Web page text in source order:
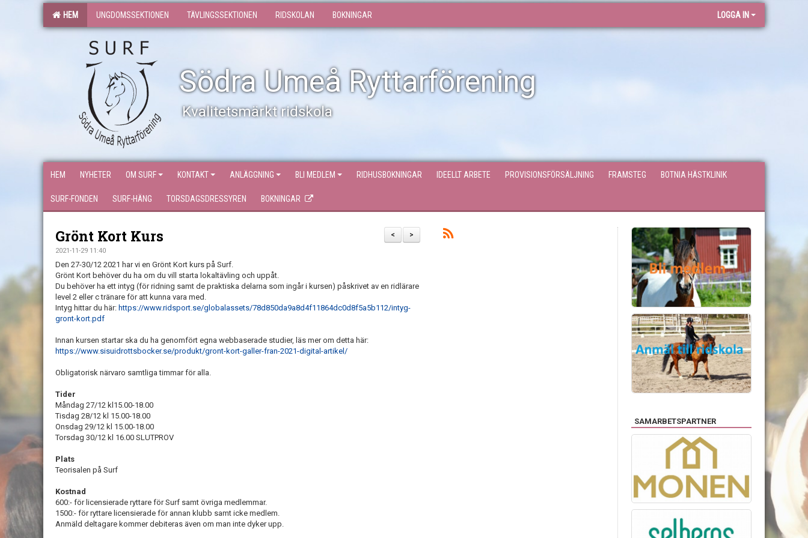
HEM UNGDOMSSEKTIONEN TÄVLINGSSEKTIONEN RIDSKOLAN BOKNINGAR LOGGA IN
Södra Umeå Ryttarförening
Kvalitetsmärkt ridskola
HEM NYHETER OM SURF KONTAKT ANLÄGGNING BLI MEDLEM RIDHUSBOKNINGAR IDEELLT ARBETE PROVISIONSFÖRSÄLJNING FRAMSTEG BOTNIA HÄSTKLINIK
SURF-FONDEN SURF-HÄNG TORSDAGSDRESSYREN BOKNINGAR
>
<
Grönt Kort Kurs
2021-11-29 11:40
Den 27-30/12 2021 har vi en Grönt Kort kurs på Surf.
Grönt Kort behöver du ha om du vill starta lokaltävling och uppåt.
Du behöver ha ett intyg (för ridning samt de praktiska delarna som ingår i kursen) påskrivet av en ridlärare
level 2 eller c tränare för att kunna vara med.
Intyg hittar du här: https://www.ridsport.se/globalassets/78d850da9a8d4f11864dc0d8f5a5b112/intyg-
gront-kort.pdf
Innan kursen startar ska du ha genomfört egna webbaserade studier, läs mer om detta här:
https://www.sisuidrottsbocker.se/produkt/gront-kort-galler-fran-2021-digital-artikel/
Obligatorisk närvaro samtliga timmar för alla.
Tider
Måndag 27/12 kl15.00-18.00
Tisdag 28/12 kl 15.00-18.00
Onsdag 29/12 kl 15.00-18.00
Torsdag 30/12 kl 16.00 SLUTPROV
Plats
Teorisalen på Surf
Kostnad
600:- för licensierade ryttare för Surf samt övriga medlemmar.
1500:- för ryttare licensierade för annan klubb samt icke medlem.
Anmäld deltagare kommer debiteras även om man inte dyker upp.
SAMARBETSPARTNER